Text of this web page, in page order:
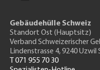
Gebäudehülle Schweiz
Standort Ost (Hauptsitz)
Verband Schweizerischer
Lindenstrasse 4, 9240 Uzwil
T 071 955 70 30